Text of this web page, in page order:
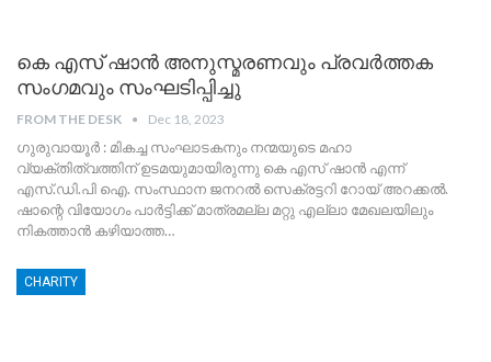
കെ എസ് ഷാൻ അനുസ്മരണവും പ്രവർത്തക
സംഗമവും സംഘടിപ്പിച്ചു
FROM THE DESK Dec 18, 2023
ഗുരുവായൂർ : മികച്ച സംഘാടകനും നന്മയുടെ മഹാ
വ്യക്തിത്വത്തിന് ഉടമയുമായിരുന്നു കെ എസ് ഷാൻ എന്ന്
എസ്.ഡി.പി ഐ. സംസ്ഥാന ജനറൽ സെക്രട്ടറി റോയ് അറക്കൽ.
ഷാന്റെ വിയോഗം പാർട്ടിക്ക് മാത്രമല്ല മറ്റു എല്ലാ മേഖലയിലും
നികത്താൻ കഴിയാത്ത…
CHARITY